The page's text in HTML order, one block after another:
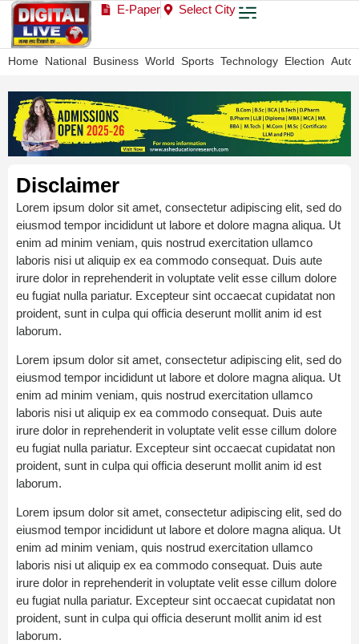
E-Paper Select City
Home National Business World Sports Technology Election Auto
Disclaimer
Lorem ipsum dolor sit amet, consectetur adipiscing elit, sed do
eiusmod tempor incididunt ut labore et dolore magna aliqua. Ut
enim ad minim veniam, quis nostrud exercitation ullamco
laboris nisi ut aliquip ex ea commodo consequat. Duis aute
irure dolor in reprehenderit in voluptate velit esse cillum dolore
eu fugiat nulla pariatur. Excepteur sint occaecat cupidatat non
proident, sunt in culpa qui officia deserunt mollit anim id est
laborum.
Lorem ipsum dolor sit amet, consectetur adipiscing elit, sed do
eiusmod tempor incididunt ut labore et dolore magna aliqua. Ut
enim ad minim veniam, quis nostrud exercitation ullamco
laboris nisi ut aliquip ex ea commodo consequat. Duis aute
irure dolor in reprehenderit in voluptate velit esse cillum dolore
eu fugiat nulla pariatur. Excepteur sint occaecat cupidatat non
proident, sunt in culpa qui officia deserunt mollit anim id est
laborum.
Lorem ipsum dolor sit amet, consectetur adipiscing elit, sed do
eiusmod tempor incididunt ut labore et dolore magna aliqua. Ut
enim ad minim veniam, quis nostrud exercitation ullamco
laboris nisi ut aliquip ex ea commodo consequat. Duis aute
irure dolor in reprehenderit in voluptate velit esse cillum dolore
eu fugiat nulla pariatur. Excepteur sint occaecat cupidatat non
proident, sunt in culpa qui officia deserunt mollit anim id est
laborum.